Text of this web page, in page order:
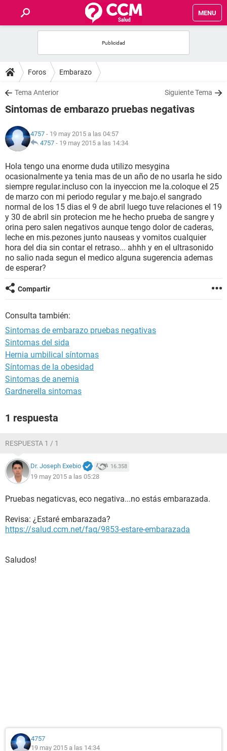
MENU
FOROS
SALUD
NUTRICIÓN
BIENESTAR
SEXUALIDAD
GLOSARIO
Foros Embarazo
Tema Anterior Siguiente Tema
Sintomas de embarazo pruebas negativas
4757 - 19 may 2015 a las 04:57
4757 - 19 may 2015 a las 14:34
Hola tengo una enorme duda utilizo mesygina
ocasionalmente ya tenia mas de un año de no usarla he sido
siempre regular.incluso con la inyeccion me la.coloque el 25
de marzo con mi periodo regular y me.bajo.el sangrado
normal de los 15 dias el 9 de abril luego tuve relaciones el 19
y 30 de abril sin protecion me he hecho prueba de sangre y
orina pero salen negativos aunque tengo dolor de caderas,
leche en mis.pezones junto nauseas y vomitos cualquier
hora del dia sin contar el retraso... ahhh y en el ultrasonido
no salio nada segun el medico alguna sugerencia ademas
de esperar?
Compartir
Consulta también:
Sintomas de embarazo pruebas negativas
Sintomas del sida
Hernia umbilical síntomas
Síntomas de la obesidad
Sintomas de anemia
Gardnerella sintomas
1 respuesta
RESPUESTA 1 / 1
Dr. Joseph Exebio 16.358
19 may 2015 a las 05:28
Pruebas negaticvas, eco negativa...no estás embarazada.
Revisa: ¿Estaré embarazada?
https://salud.ccm.net/faq/9853-estare-embarazada
Saludos!
4757
19 may 2015 a las 14:34